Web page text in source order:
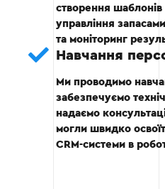
Етап 5:
Проведення
співробітників.
створення шаблонів
управління
та моніторинг
Навчання
Ми проводимо
забезпечуємо
надаємо
могли швидко
CRM-системи в